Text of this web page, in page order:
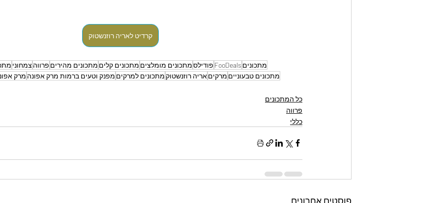
קרדיט לאריה רוזנשטוק
מתכונים FooDeals פודילסמתכונים מומלצים מתכונים קלים מתכונים מהירים פרווה צמחוני
מתכונים טבעוניים מרקיםאריה רוזנשטוקמתכונים למרקים מפנק וטעים ברמות מרק אפונה מרק
כל המתכונים
פרווה
כללי
פוסטים אחרונים